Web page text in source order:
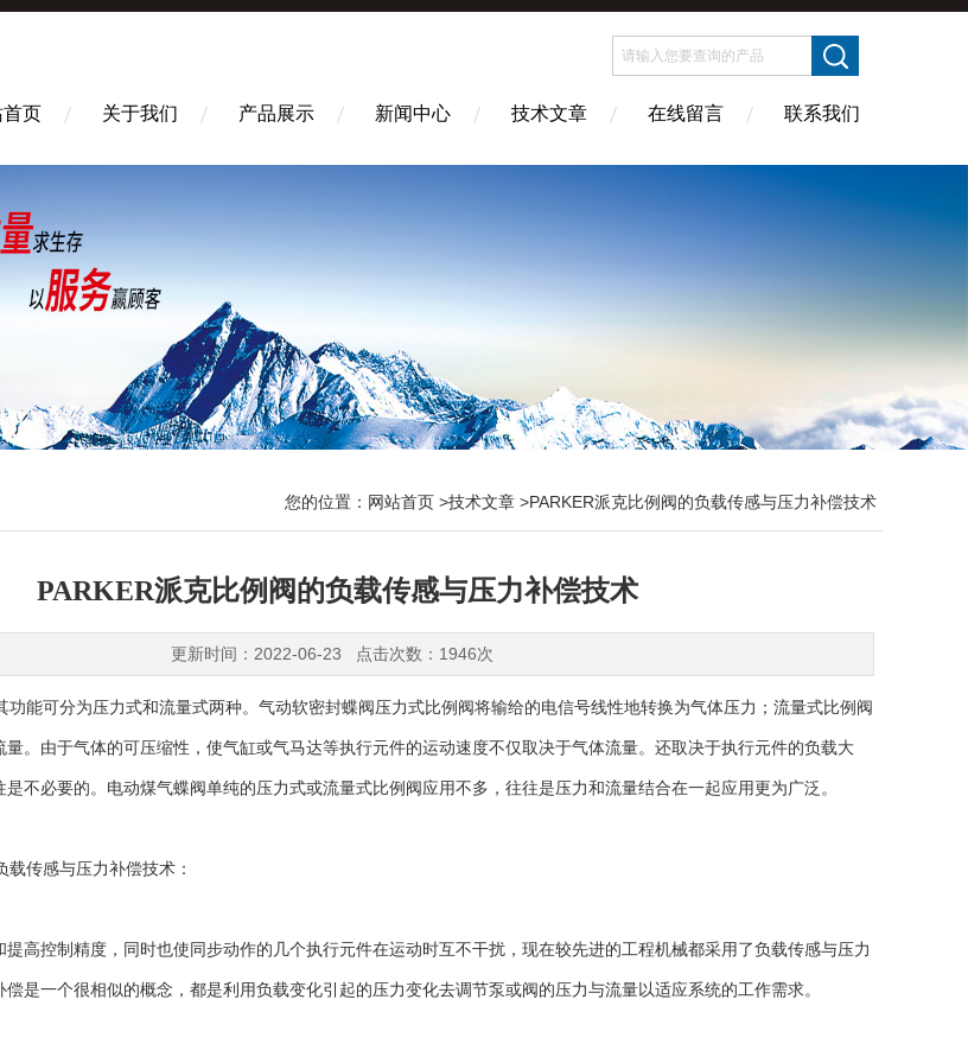
首页 关于我们 产品展示 新闻中心 技术文章 在线留言 联系我们
您的位置： 网站首页 >技术文章 >PARKER派克比例阀的负载传感与压力补偿技术
PARKER派克比例阀的负载传感与压力补偿技术
更新时间：2022-06-23 点击次数：1946次
功能可分为压力式和流量式两种。气动软密封蝶阀压力式比例阀将输给的电信号线性地转换为气体压力；流量式比例阀
。由于气体的可压缩性，使气缸或气马达等执行元件的运动速度不仅取决于气体流量。还取决于执行元件的负载大
不必要的。电动煤气蝶阀单纯的压力式或流量式比例阀应用不多，往往是压力和流量结合在一起应用更为广泛。
载传感与压力补偿技术：
控制精度，同时也使同步动作的几个执行元件在运动时互不干扰，现在较先进的工程机械都采用了负载传感与压力
是一个很相似的概念，都是利用负载变化引起的压力变化去调节泵或阀的压力与流量以适应系统的工作需求。